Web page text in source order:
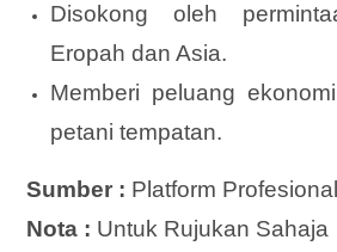
Disokong oleh
Eropah dan Asia.
Memberi peluang
petani tempatan.
Sumber : Platform Profesional
Nota : Untuk Rujukan Sahaja